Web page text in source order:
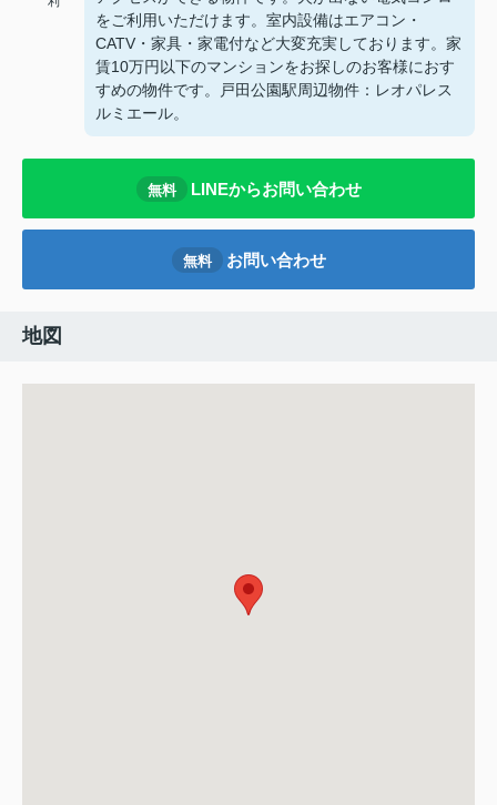
をご利用いただけます。室内設備はエアコン・
CATV・家具・家電付など大変充実しております。家
賃10万円以下のマンションをお探しのお客様におす
すめの物件です。戸田公園駅周辺物件：レオパレス
ルミエール。
無料 LINEからお問い合わせ
無料 お問い合わせ
地図